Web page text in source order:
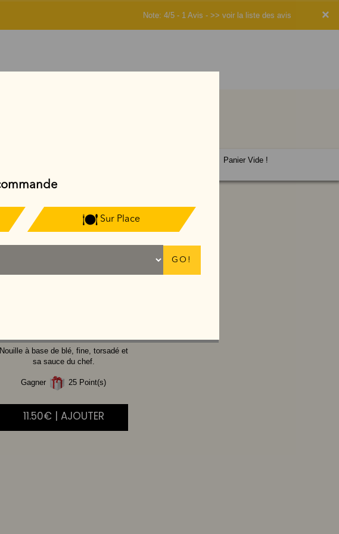
×
Note: 4/5 - 1 Avis - >> voir la liste des avis
Nouille à base de blé, fine, torsadé et
sa sauce du chef.
Gagner 25 Point(s)
11.50€ | AJOUTER
Panier Vide !